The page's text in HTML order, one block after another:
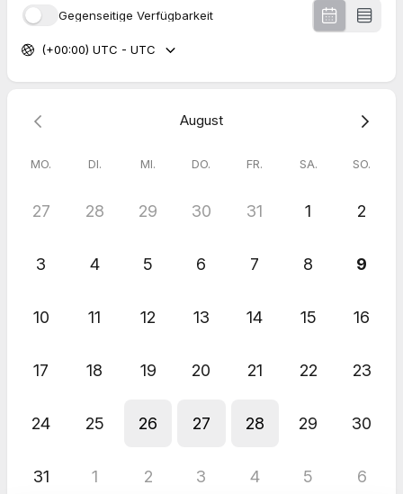
Empfehlung 2-4 Behandlungen im Abstand von 3 Wochen
Gegenseitige Verfügbarkeit
(+00:00) UTC - UTC
August
MO. DI. MI. DO. FR. SA. SO.
27 28 29 30 31 1 2
3 4 5 6 7 8 9
10 11 12 13 14 15 16
17 18 19 20 21 22 23
24 25 26 27 28 29 30
31 1 2 3 4 5 6